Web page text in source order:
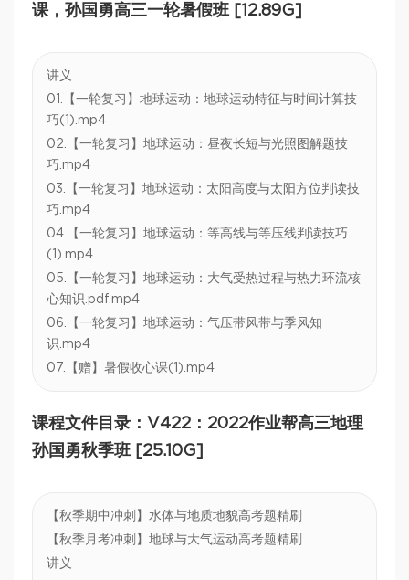
课，孙国勇高三一轮暑假班 [12.89G]
讲义
01.【一轮复习】地球运动：地球运动特征与时间计算技
巧(1).mp4
02.【一轮复习】地球运动：昼夜长短与光照图解题技
巧.mp4
03.【一轮复习】地球运动：太阳高度与太阳方位判读技
巧.mp4
04.【一轮复习】地球运动：等高线与等压线判读技巧
(1).mp4
05.【一轮复习】地球运动：大气受热过程与热力环流核
心知识.pdf.mp4
06.【一轮复习】地球运动：气压带风带与季风知
识.mp4
07.【赠】暑假收心课(1).mp4
课程文件目录：V422：2022作业帮高三地理
孙国勇秋季班 [25.10G]
【秋季期中冲刺】水体与地质地貌高考题精刷
【秋季月考冲刺】地球与大气运动高考题精刷
讲义